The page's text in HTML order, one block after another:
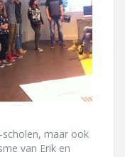
scholen, maar ook
van Erik en